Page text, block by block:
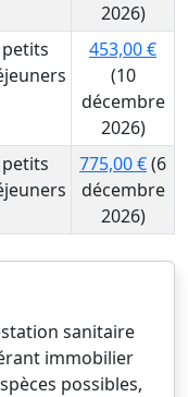
2026)
petits
453,00 €
(10
décembre
2026)
petits
775,00 €(6
décembre
2026)
sanitaire
immobilier
possibles,